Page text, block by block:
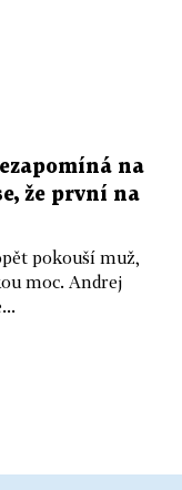
na
že první na
pokouší muž,
moc. Andrej